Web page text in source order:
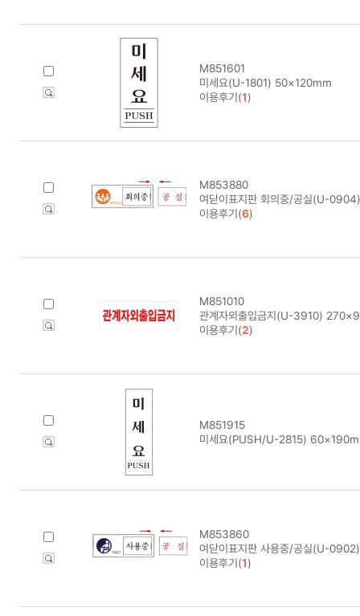
M851601
미세요(U-1801) 50×120mm
이용후기(1)
M853880
여닫이표지판 회의중/공실(U-
이용후기(6)
M851010
관계자외출입금지(U-3910)
이용후기(2)
M851915
미세요(PUSH/U-2815)
M853860
여닫이표지판 사용중/공실(U-
이용후기(1)